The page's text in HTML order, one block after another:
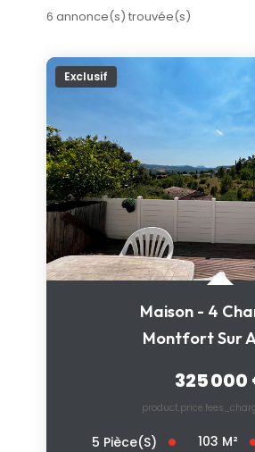
6 annonce(s) trouvée(s)
Exclusif
Maison - 4
Montfort Sur
325 000
5 Pièce(s) 103 M²